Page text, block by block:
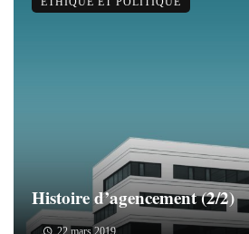
Histoire d’agencement (2/2)
22 mars 2019